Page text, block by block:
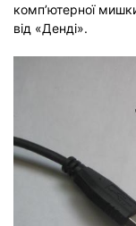
комп’ютерної
від «Денді».